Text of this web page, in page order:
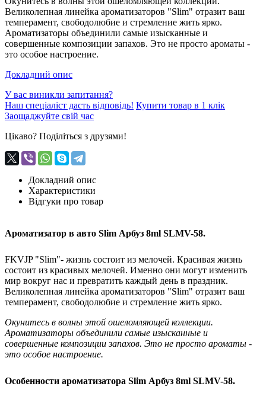
Великолепная линейка ароматизаторов "Slim" отразит ваш
темперамент, свободолюбие и стремление жить ярко.
Ароматизаторы объединили самые изысканные и
совершенные композиции запахов. Это не просто ароматы -
это особое настроение.
Докладний опис
У вас виникли запитання?
Наш спеціаліст дасть відповідь! Купити товар в 1 клік
Заощаджуйте свій час
Цікаво? Поділіться з друзями!
Докладний опис
Характеристики
Відгуки про товар
Ароматизатор в авто Slim Арбуз 8ml SLMV-58.
FKVJP "Slim"- жизнь состоит из мелочей. Красивая жизнь
состоит из красивых мелочей. Именно они могут изменить
мир вокруг нас и превратить каждый день в праздник.
Великолепная линейка ароматизаторов "Slim" отразит ваш
темперамент, свободолюбие и стремление жить ярко.
Окунитесь в волны этой ошеломляющей коллекции.
Ароматизаторы объединили самые изысканные и
совершенные композиции запахов. Это не просто ароматы -
это особое настроение.
Особенности ароматизатора Slim Арбуз 8ml SLMV-58.